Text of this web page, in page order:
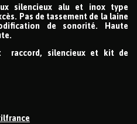
silencieux alu et inox type
Pas de tassement de la laine
de sonorité. Haute
raccord, silencieux et kit de